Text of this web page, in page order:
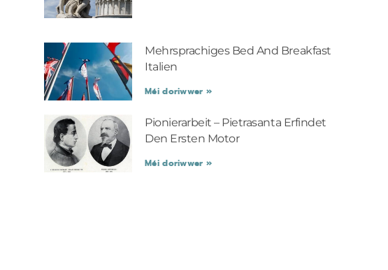
Mehrsprachiges Bed And Breakfast
Italien
Méi doriwwer »
Pionierarbeit – Pietrasanta Erfindet
Den Ersten Motor
Méi doriwwer »